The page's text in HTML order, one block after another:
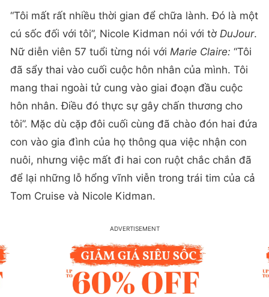
“Tôi mất rất nhiều thời gian để chữa lành. Đó là một
cú sốc đối với tôi”, Nicole Kidman nói với tờ DuJour.
Nữ diễn viên 57 tuổi từng nói với Marie Claire: “Tôi
đã sẩy thai vào cuối cuộc hôn nhân của mình. Tôi
mang thai ngoài tử cung vào giai đoạn đầu cuộc
hôn nhân. Điều đó thực sự gây chấn thương cho
tôi”. Mặc dù cặp đôi cuối cùng đã chào đón hai đứa
con vào gia đình của họ thông qua việc nhận con
nuôi, nhưng việc mất đi hai con ruột chắc chắn đã
để lại những lỗ hổng vĩnh viễn trong trái tim của cả
Tom Cruise và Nicole Kidman.